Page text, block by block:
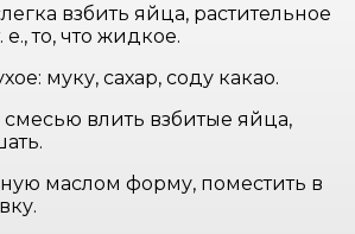
взбить яйца, растительное
то, что жидкое.
муку, сахар, соду какао.
смесью влить взбитые яйца,
маслом форму, поместить в